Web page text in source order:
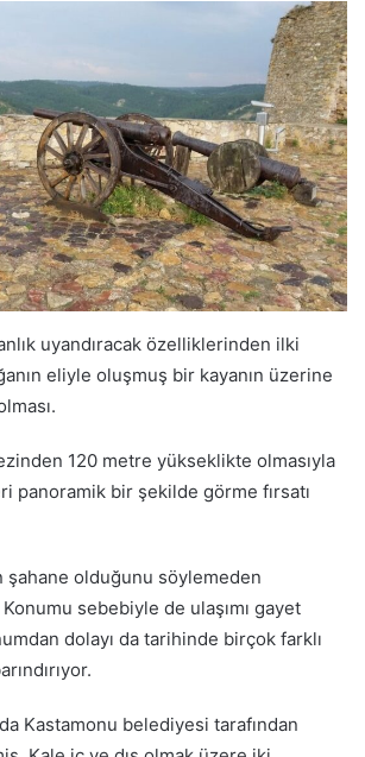
uyandıracak özelliklerinden ilki
eliyle oluşmuş bir kayanın üzerine
120 metre yükseklikte olmasıyla
panoramik bir şekilde görme fırsatı
şahane olduğunu söylemeden
sebebiyle de ulaşımı gayet
dolayı da tarihinde birçok farklı
Kastamonu belediyesi tarafından